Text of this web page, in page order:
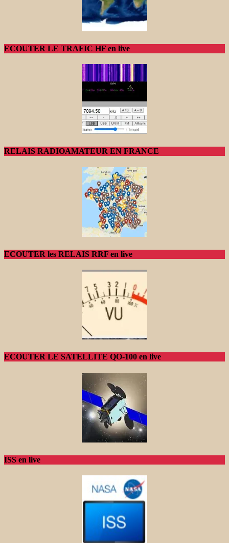
ECOUTER LE TRAFIC HF en live
RELAIS RADIOAMATEUR EN FRANCE
ECOUTER les RELAIS RRF en live
ECOUTER LE SATELLITE QO-100 en live
ISS en live